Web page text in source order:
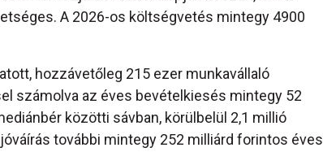
A 2026-os költségvetés mintegy 4900
hozzávetőleg 215 ezer munkavállaló
számolva az éves bevételkiesés mintegy 52
közötti sávban, körülbelül 2,1 millió
további mintegy 252 milliárd forintos éves